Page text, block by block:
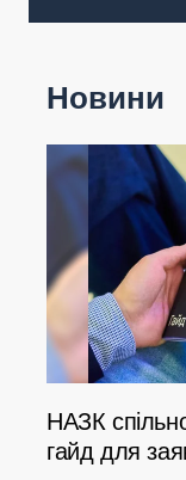
Новини
НАЗК
гайд для